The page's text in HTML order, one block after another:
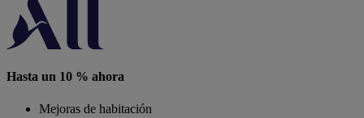
Hasta un 10 % ahora
Mejoras de habitación